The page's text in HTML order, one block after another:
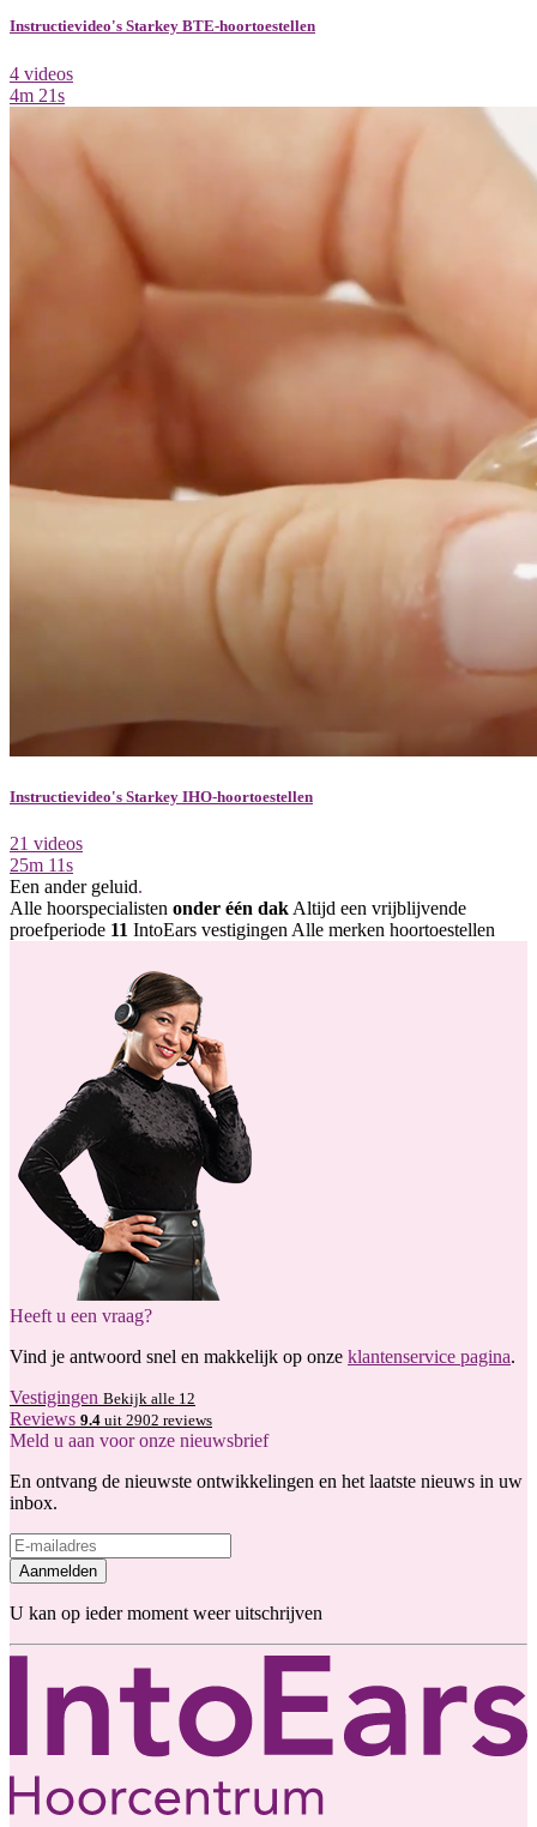
Instructievideo's Starkey BTE-hoortoestellen
4 videos
4m 21s
Instructievideo's Starkey IHO-hoortoestellen
21 videos
25m 11s
Een ander geluid.
Alle hoorspecialisten onder één dak Altijd een vrijblijvende
proefperiode 11 IntoEars vestigingen Alle merken hoortoestellen
Heeft u een vraag?
Vind je antwoord snel en makkelijk op onze klantenservice pagina.
Vestigingen Bekijk alle 12
Reviews 9.4 uit 2902 reviews
Meld u aan voor onze nieuwsbrief
En ontvang de nieuwste ontwikkelingen en het laatste nieuws in uw
inbox.
Aanmelden
U kan op ieder moment weer uitschrijven